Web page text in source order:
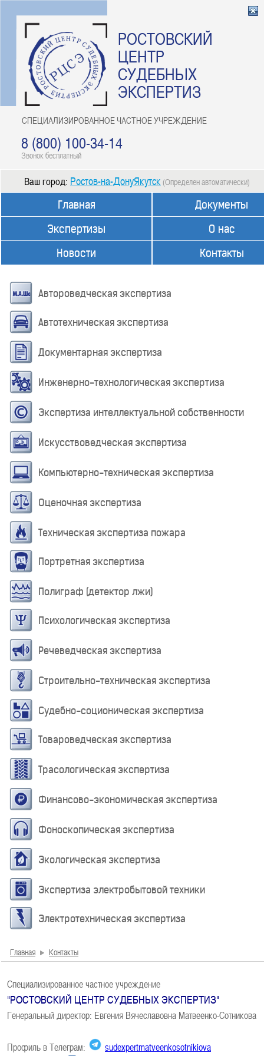
РОСТОВСКИЙ
ЦЕНТР
СУДЕБНЫХ
ЭКСПЕРТИЗ
СПЕЦИАЛИЗИРОВАННОЕ ЧАСТНОЕ УЧРЕЖДЕНИЕ
8 (800) 100-34-14
Звонок бесплатный
Ваш город: Ростов-на-ДонуЯкутск (Определен автоматически)
Главная
Экспертизы
Новости
Документы
О нас
Контакты
Автороведческая экспертиза
Автотехническая экспертиза
Документарная экспертиза
Инженерно-технологическая экспертиза
Экспертиза интеллектуальной собственности
Искусствоведческая экспертиза
Компьютерно-техническая экспертиза
Оценочная экспертиза
Техническая экспертиза пожара
Портретная экспертиза
Полиграф (детектор лжи)
Психологическая экспертиза
Речеведческая экспертиза
Строительно-техническая экспертиза
Судебно-соционическая экспертиза
Товароведческая экспертиза
Трасологическая экспертиза
Финансово-экономическая экспертиза
Фоноскопическая экспертиза
Экологическая экспертиза
Экспертиза электробытовой техники
Электротехническая экспертиза
Главная Контакты
Специализированное частное учреждение
"РОСТОВСКИЙ ЦЕНТР СУДЕБНЫХ ЭКСПЕРТИЗ"
Генеральный директор: Евгения Вячеславовна Матвеенко-Сотникова
Профиль в Телеграм: sudexpertmatveenkosotnikiova